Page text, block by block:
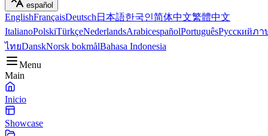
español
EnglishFrançaisDeutsch 日本語한국인简体中文繁體中文
ItalianoPolskiTürkçeNederlandsArabicespañolPortuguêsРусскийภา
ไทยDanskNorsk bokmålBahasa Indonesia
Menu
Main
Inicio
Showcase